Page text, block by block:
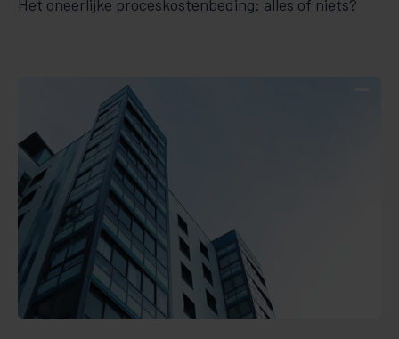
Het oneerlijke proceskostenbeding: alles of niets?